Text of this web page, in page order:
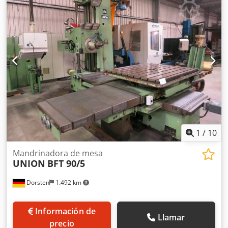
1 / 10
Dorsten 1.492 km
Mandrinadora de mesa
UNION BFT 90/5
Información de
precio
Llamar